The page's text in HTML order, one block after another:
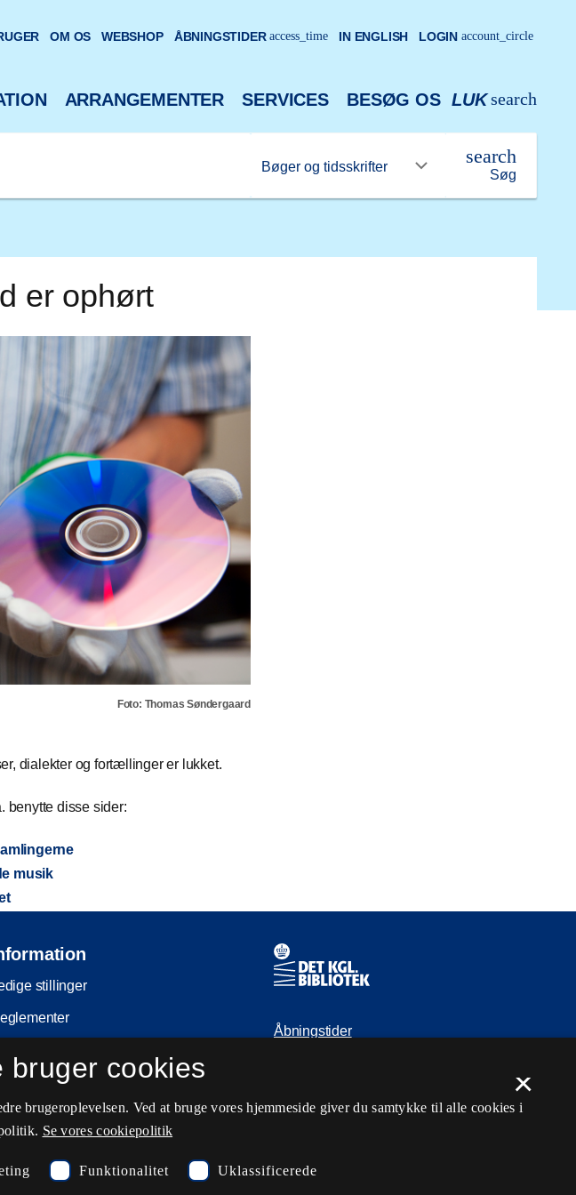
ARRANGEMENTER SERVICES BESØG OS search
LUK
Søg
search
OM OS WEBSHOP ÅBNINGSTIDER access_time IN ENGLISH LOGIN account_circle
er ophørt
Foto: Thomas Søndergaard
dialekter og fortællinger er lukket.
benytte disse sider:
musik
stillinger
og persondatapolitik
Kontaktinformationer
Åbningstider
×
bruger cookies
brugeroplevelsen. Ved at bruge vores hjemmeside giver du samtykke til alle cookies i
Se vores cookiepolitik
Funktionalitet Uklassificerede